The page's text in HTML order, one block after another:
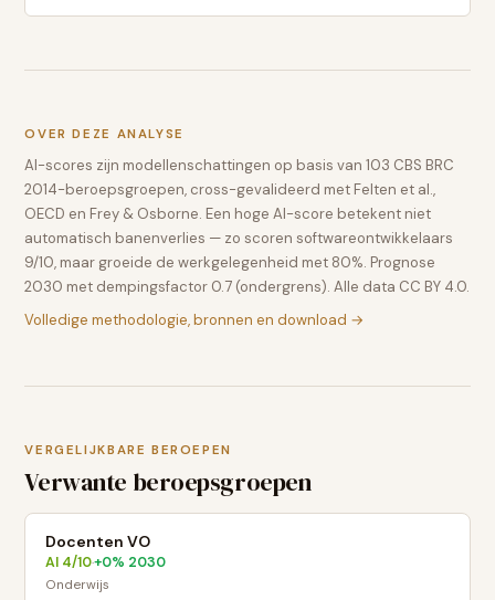
OVER DEZE ANALYSE
AI-scores zijn modellenschattingen op basis van 103 CBS BRC
2014-beroepsgroepen, cross-gevalideerd met Felten et al.,
OECD en Frey & Osborne. Een hoge AI-score betekent niet
automatisch banenverlies — zo scoren softwareontwikkelaars
9/10, maar groeide de werkgelegenheid met 80%. Prognose
2030 met dempingsfactor 0.7 (ondergrens). Alle data CC BY 4.0.
Volledige methodologie, bronnen en download →
VERGELIJKBARE BEROEPEN
Verwante beroepsgroepen
Docenten VO
AI 4/10·+0% 2030
Onderwijs